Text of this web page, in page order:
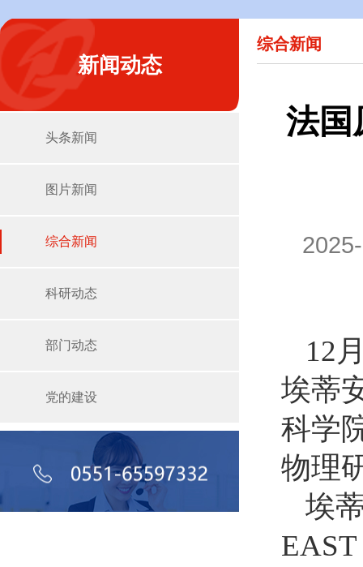
新闻动态
头条新闻
图片新闻
综合新闻
科研动态
部门动态
党的建设
综合新闻
法国
12
埃蒂
科学
物理
埃